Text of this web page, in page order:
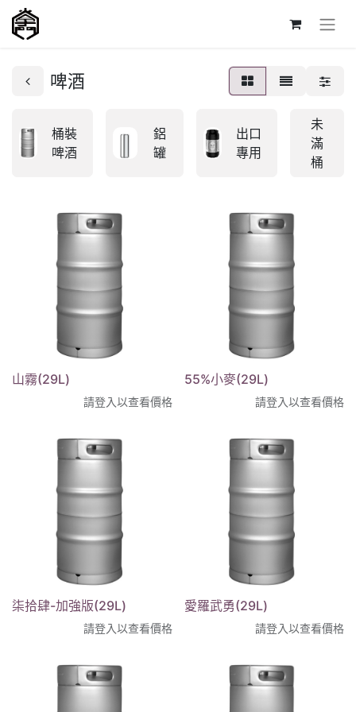
啤酒
桶裝
啤酒
鋁
罐
出口
專用
未
滿
桶
山霧(29L)
請登入以查看價格
55%小麥(29L)
請登入以查看價格
柒拾肆-加強版(29L)
請登入以查看價格
愛羅武勇(29L)
請登入以查看價格